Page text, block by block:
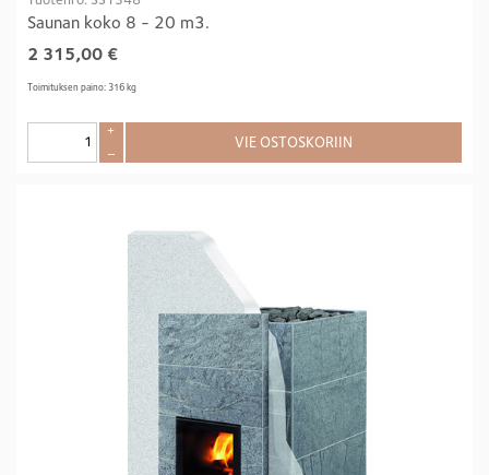
Saunan koko 8 - 20 m3.
2 315,00 €
Toimituksen paino: 316 kg
+
–
VIE OSTOSKORIIN